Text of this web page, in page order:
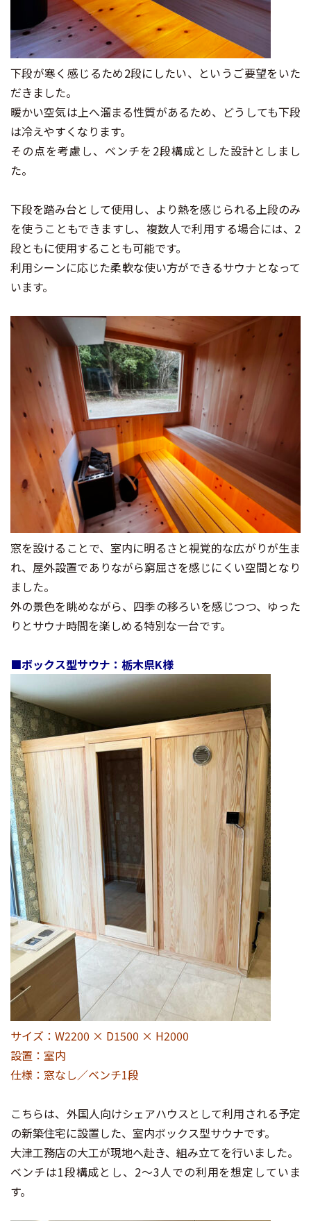
下段が寒く感じるため2段にしたい、というご要望をいた
だきました。
暖かい空気は上へ溜まる性質があるため、どうしても下段
は冷えやすくなります。
その点を考慮し、ベンチを2段構成とした設計としまし
た。
下段を踏み台として使用し、より熱を感じられる上段のみ
を使うこともできますし、複数人で利用する場合には、2
段ともに使用することも可能です。
利用シーンに応じた柔軟な使い方ができるサウナとなって
います。
窓を設けることで、室内に明るさと視覚的な広がりが生ま
れ、屋外設置でありながら窮屈さを感じにくい空間となり
ました。
外の景色を眺めながら、四季の移ろいを感じつつ、ゆった
りとサウナ時間を楽しめる特別な一台です。
■ボックス型サウナ：栃木県K様
サイズ：W2200 × D1500 × H2000
設置：室内
仕様：窓なし／ベンチ1段
こちらは、外国人向けシェアハウスとして利用される予定
の新築住宅に設置した、室内ボックス型サウナです。
大津工務店の大工が現地へ赴き、組み立てを行いました。
ベンチは1段構成とし、2～3人での利用を想定していま
す。